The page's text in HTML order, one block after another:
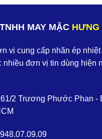
MAY MẶC HƯNG
vị cung cấp nhãn ép nhiệt
đơn vị tin dùng hiện
2 Trương Phước Phan -